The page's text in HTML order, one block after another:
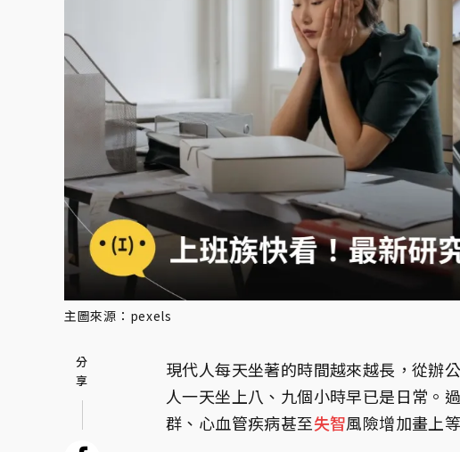
主圖來源：pexels
現代人每天坐著的時間越來越長，從辦
人一天坐上八、九個小時早已是日常。
群、心血管疾病甚至失智風險增加畫上